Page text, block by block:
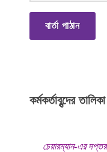
বার্তা পাঠান
কর্মকর্তাবৃন্দের তালিকা
চেয়ারম্যান-এর দপ্তর